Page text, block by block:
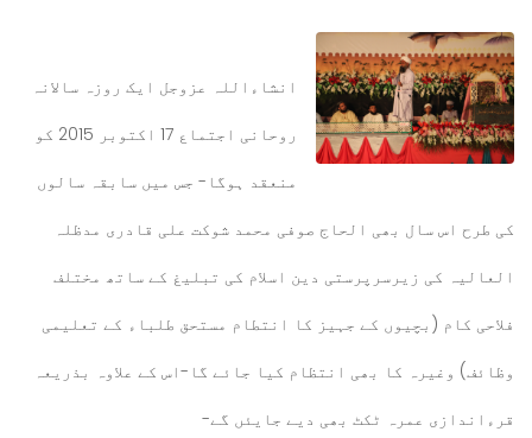
انشاءاللہ عزوجل ایک روزہ سالانہ
روحانی اجتماع 17 اکتوبر 2015 کو
منعقد ہوگا- جس میں سابقہ سالوں
کی طرح اس سال بھی الحاج صوفی محمد شوکت علی قادری مدظلہ
العالیہ کی زیرسرپرستی دین اسلام کی تبلیغ کے ساتھ مختلف
فلاحی کام (بچیوں کے جہیز کا انتطام مستحق طلباء کے تعلیمی
وظائف) وغیرہ کا بھی انتظام کیا جائے گا-اس کے علاوہ بذریعہ
قرءاندازی عمرہ ٹکٹ بھی دیے جایئں گے-